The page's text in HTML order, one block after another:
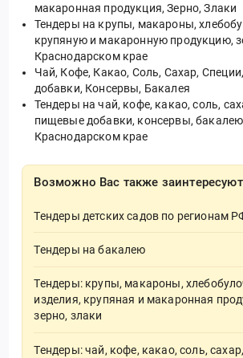
макаронная продукция, Зерно, Злаки
Тендеры на крупы, макароны,
крупяную и макаронную продукцию,
Краснодарском крае
Чай, Кофе, Какао, Соль, Сахар,
добавки, Консервы, Бакалея
Тендеры на чай, кофе, какао, соль,
пищевые добавки, консервы,
Краснодарском крае
Возможно Вас также
Тендеры детских садов по регионам
Тендеры на бакалею
Тендеры: крупы, макароны,
изделия, крупяная и макаронная
зерно, злаки
Тендеры: чай, кофе, какао, соль,